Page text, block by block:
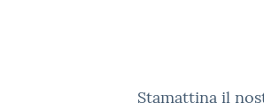
Stamattina il